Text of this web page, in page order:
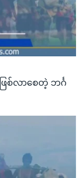
စ်လာစေတဲ့ ဘင်္ဂ